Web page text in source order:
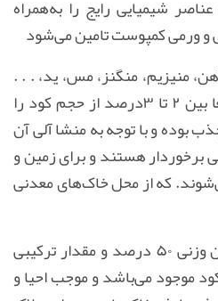
شیمیایی رایج را به‌همراه
و ورمی کمپوست تامین می‌شود
منیزیم، منگنز، مس، ید، . . .
که با مقادیر قابل قبول جمعا بین ۲ تا ۳درصد از حجم کود را
و ۱۰۰% قابل جذب بوده و با توجه به منشا آلی آن
برخوردار هستند و برای زمین و
که از محل خاک‌های معدنی
: که به میزان وزنی ۵۰ درصد و مقدار ترکیبی
این کود موجود می‌باشد و موجب احیا و